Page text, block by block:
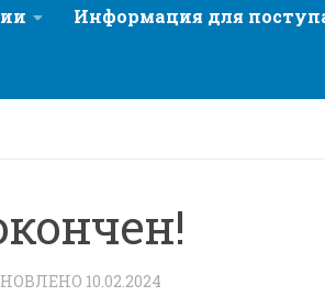
Информация для
10.02.2024